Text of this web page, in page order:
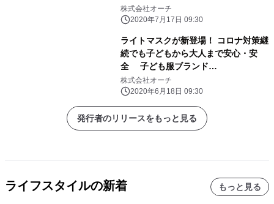
ィス・倉庫がリニューアル!！
株式会社オーチ
2020年7月17日 09:30
ライトマスクが新登場！ コロナ対策継
続でも子どもから大人まで安心・安
全 子ども服ブランド
「otonadekodomo」のマスクが 機能
はそのままに より薄くなって バージ
ョンアップ
株式会社オーチ
2020年6月18日 09:30
発行者のリリースをもっと見る
ライフスタイルの新着 もっと見る